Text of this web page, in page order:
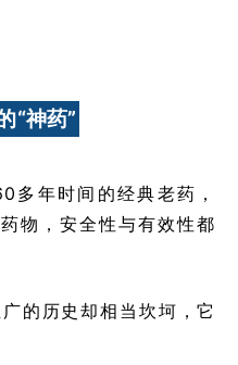
“神药”
多年时间的经典老药，
物，安全性与有效性都
的历史却相当坎坷，它